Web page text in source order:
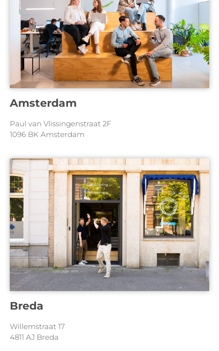
Amsterdam
Paul van Vlissingenstraat 2F
1096 BK Amsterdam
Breda
Willemstraat 17
4811 AJ Breda